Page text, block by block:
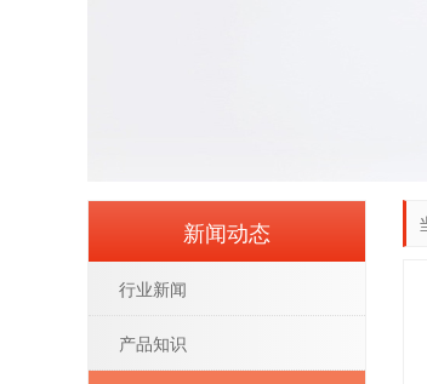
新闻动态
行业新闻
产品知识